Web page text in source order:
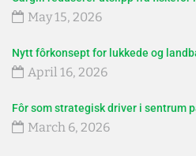
May 15, 2026
Nytt fôrkonsept for lukkede og
April 16, 2026
Fôr som strategisk driver i sentrum
March 6, 2026